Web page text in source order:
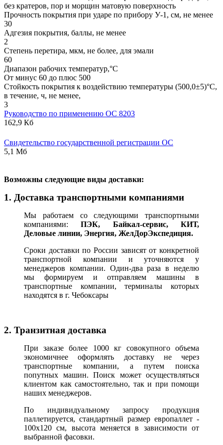
без кратеров, пор и морщин матовую поверхность
Прочность покрытия при ударе по прибору У-1, см, не менее
30
Адгезия покрытия, баллы, не менее
2
Степень перетира, мкм, не более, для эмали
60
Диапазон рабочих температур,°С
От минус 60 до плюс 500
Стойкость покрытия к воздействию температуры (500,0±5)°С,
в течение, ч, не менее,
3
Руководство по применению ОС 8203
162,9 Кб
Свидетельство государственной регистрации ОС
5,1 Мб
Возможны следующие виды доставки:
1. Доставка транспортными компаниями
Мы работаем со следующими транспортными
компаниями:ПЭК, Байкал-сервис, КИТ,
Деловые линии, Энергия, ЖелДорЭкспедиция.
Сроки доставки по России зависят от конкретной
транспортной компании и уточняются у
менеджеров компании. Один-два раза в неделю
мы формируем и отправляем машины в
транспортные компании, терминалы которых
находятся в г. Чебоксары
2. Транзитная доставка
При заказе более 1000 кг совокупного объема
экономичнее оформлять доставку не через
транспортные компании, а путем поиска
попутных машин. Поиск может осуществляться
клиентом как самостоятельно, так и при помощи
наших менеджеров.
По индивидуальному запросу продукция
паллетируется, стандартный размер европаллет -
100х120 см, высота меняется в зависимости от
выбранной фасовки.